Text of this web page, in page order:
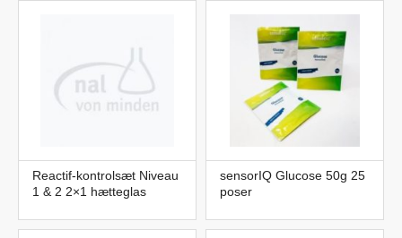
Reactif-kontrolsæt Niveau
1 & 2 2×1 hætteglas
sensorIQ Glucose 50g 25
poser